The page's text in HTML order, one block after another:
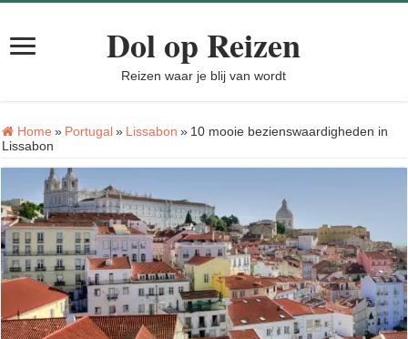
Dol op Reizen
Reizen waar je blij van wordt
Home » Portugal » Lissabon » 10 mooie bezienswaardigheden in
Lissabon